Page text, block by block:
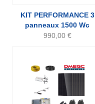
KIT PERFORMANCE 3
panneaux 1500 Wc
990,00 €